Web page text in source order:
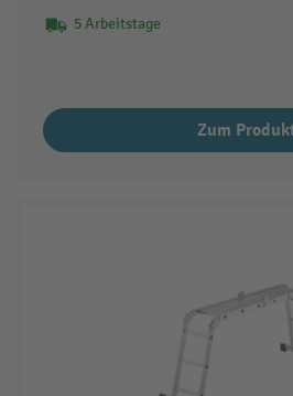
5 Arbeitstage
Zum